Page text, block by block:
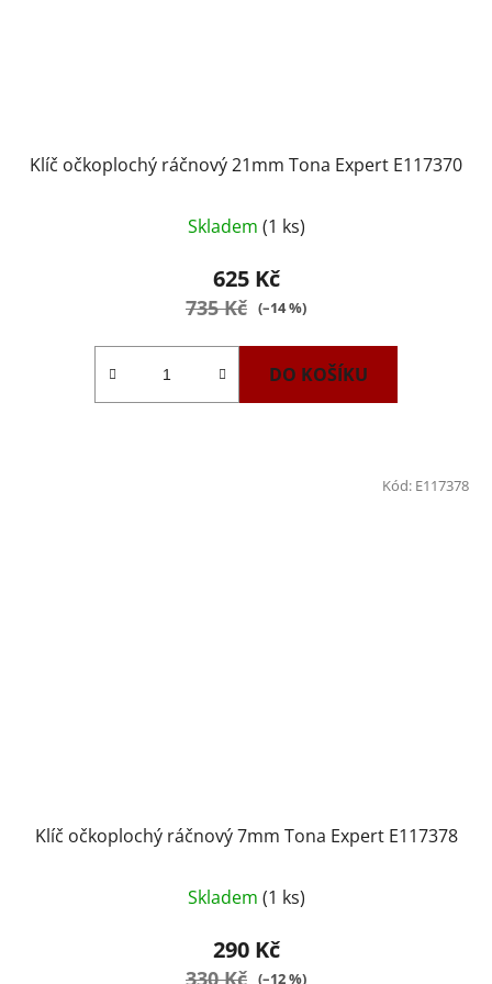
Klíč očkoplochý ráčnový 21mm Tona Expert E117370
Skladem (1 ks)
625 Kč
735 Kč (–14 %)
DO KOŠÍKU
Klíč očkoplochý ráčnový 7mm Tona Expert E117378
hodnocení
produktu
je
Skladem (1 ks)
290 Kč
330 Kč (–12 %)
Kód: E117378